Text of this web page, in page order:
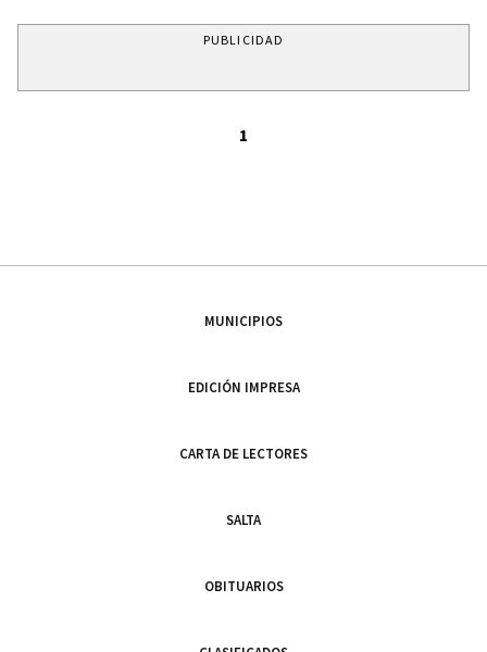
PUBLICIDAD
1
MUNICIPIOS
EDICIÓN IMPRESA
CARTA DE LECTORES
SALTA
OBITUARIOS